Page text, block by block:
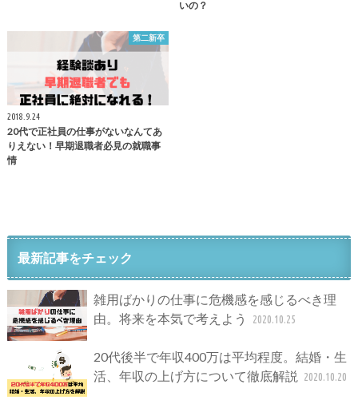
いの？
第二新卒
2018.9.24
20代で正社員の仕事がないなんてあ
りえない！早期退職者必見の就職事
情
最新記事をチェック
雑用ばかりの仕事に危機感を感じるべき理
由。将来を本気で考えよう
2020.10.25
20代後半で年収400万は平均程度。結婚・生
活、年収の上げ方について徹底解説
2020.10.20